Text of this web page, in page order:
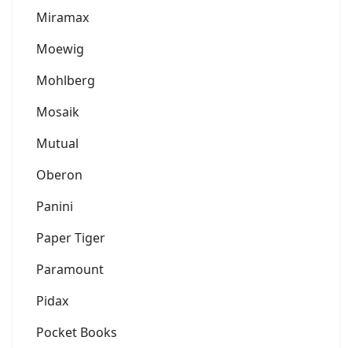
Miramax
Moewig
Mohlberg
Mosaik
Mutual
Oberon
Panini
Paper Tiger
Paramount
Pidax
Pocket Books